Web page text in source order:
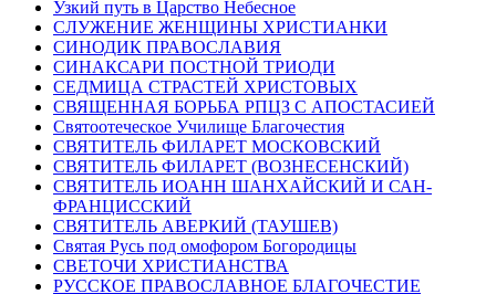
Узкий путь в Царство Небесное
СЛУЖЕНИЕ ЖЕНЩИНЫ ХРИСТИАНКИ
СИНОДИК ПРАВОСЛАВИЯ
СИНАКСАРИ ПОСТНОЙ ТРИОДИ
СЕДМИЦА СТРАСТЕЙ ХРИСТОВЫХ
СВЯЩЕННАЯ БОРЬБА РПЦЗ С АПОСТАСИЕЙ
Святоотеческое Училище Благочестия
СВЯТИТЕЛЬ ФИЛАРЕТ МОСКОВСКИЙ
СВЯТИТЕЛЬ ФИЛАРЕТ (ВОЗНЕСЕНСКИЙ)
СВЯТИТЕЛЬ ИОАНН ШАНХАЙСКИЙ И САН-
ФРАНЦИССКИЙ
СВЯТИТЕЛЬ АВЕРКИЙ (ТАУШЕВ)
Святая Русь под омофором Богородицы
СВЕТОЧИ ХРИСТИАНСТВА
РУССКОЕ ПРАВОСЛАВНОЕ БЛАГОЧЕСТИЕ